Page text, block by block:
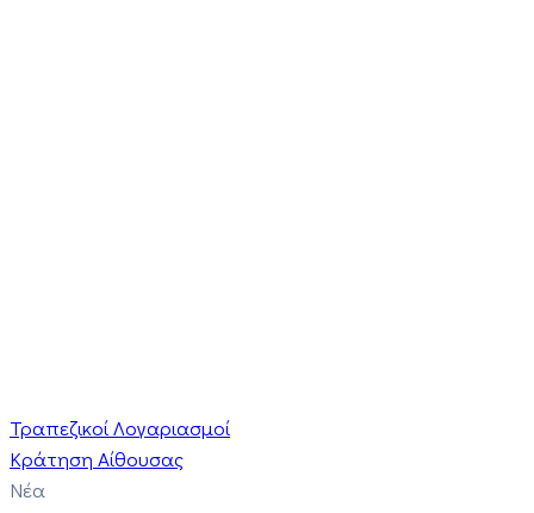
Τραπεζικοί Λογαριασμοί
Κράτηση Αίθουσας
Νέα